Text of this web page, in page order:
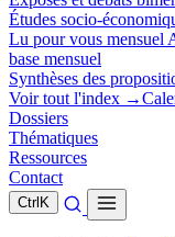
Études socio-
Lu pour vous mensuel
base mensuel
Synthèses des
Voir tout l'index →
Dossiers
Thématiques
Ressources
Contact
Ctrl K